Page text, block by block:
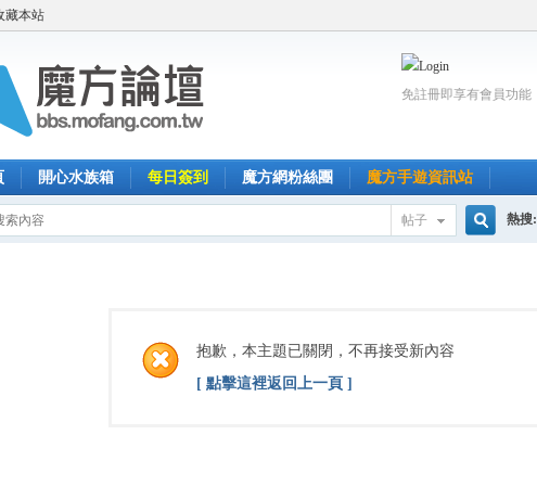
藏本站
免註冊即享有會員功能
開心水族箱 每日簽到 魔方網粉絲團 魔方手遊資訊站
帖子 熱搜:
抱歉，本主題已關閉，不再接受新內容
[ 點擊這裡返回上一頁 ]